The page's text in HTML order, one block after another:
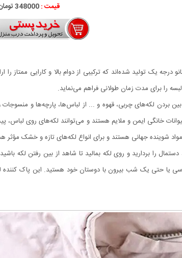
قیمت :348000 تومان
را برای مدت زمان طولانی فراهم می‌نماید.
شوینده جهانی هستند و برای انواع لکه‌های تازه و خشک مؤثر
را بردارید و روی لکه بمالید تا شاهد از بین رفتن لکه
یا حتی یک شب بیرون با دوستان خود هستید. این پاک کننده